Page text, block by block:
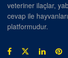
veteriner ilaçlar,
cevap ile
platformudur.